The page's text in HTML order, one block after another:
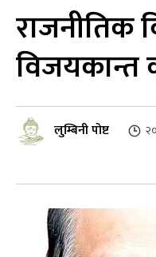
राजनीतिक
विजयकान्त
लुम्बिनी पोष्ट